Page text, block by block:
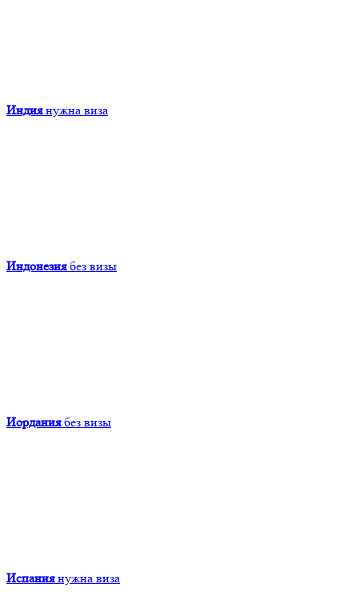
Индия нужна виза
Индонезия без визы
Иордания без визы
Испания нужна виза